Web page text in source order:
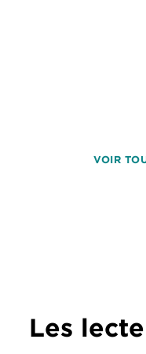
VOIR
Les